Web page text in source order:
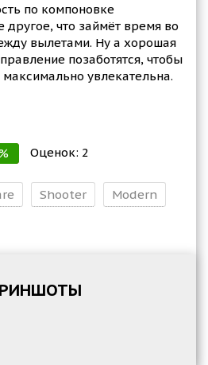
по компоновке
другое, что займёт время во
вылетами. Ну а хорошая
позаботятся, чтобы
увлекательна.
Оценок: 2
Shooter
Modern